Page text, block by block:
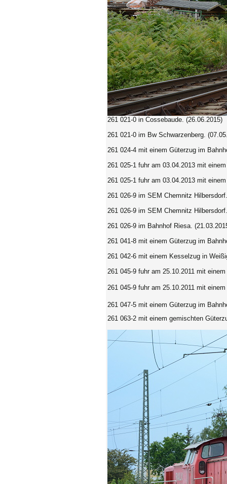
261 021-0 in Cossebaude. (26.06.2015)
261 021-0 im Bw Schwarzenberg.
261 024-4 mit einem Güterzug im
261 025-1 fuhr am 03.04.2013 mit
261 025-1 fuhr am 03.04.2013 mit
261 026-9 im SEM Chemnitz
261 026-9 im SEM Chemnitz
261 026-9 im Bahnhof Riesa.
261 041-8 mit einem Güterzug im
261 042-6 mit einem Kesselzug in
261 045-9 fuhr am 25.10.2011 mit
261 045-9 fuhr am 25.10.2011 mit
261 047-5 mit einem Güterzug im
261 063-2 mit einem gemischten